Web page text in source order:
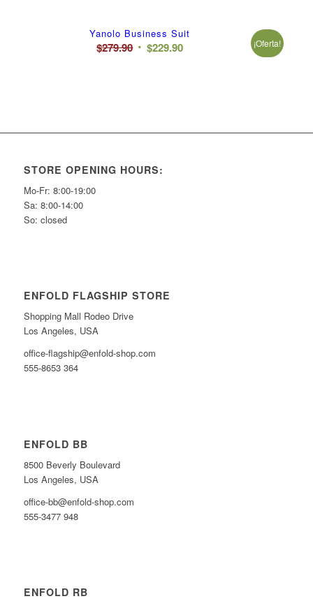
era:
$29.90.
es:
$19.90.
Yanolo Business Suit
$279.90 El $229.90El
¡Oferta!
STORE OPENING HOURS:
Mo-Fr: 8:00-19:00
Sa: 8:00-14:00
So: closed
ENFOLD FLAGSHIP STORE
Shopping Mall Rodeo Drive
Los Angeles, USA
office-flagship@enfold-shop.com
555-8653 364
ENFOLD BB
8500 Beverly Boulevard
Los Angeles, USA
office-bb@enfold-shop.com
555-3477 948
ENFOLD RB